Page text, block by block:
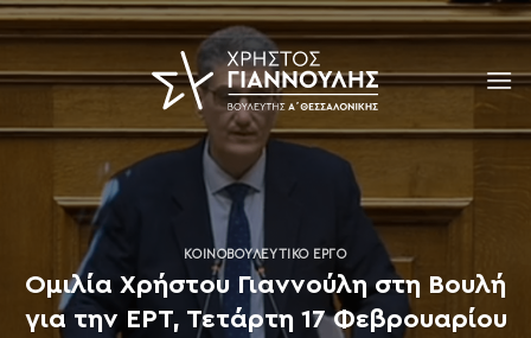
Skip
to
content
ΚΟΙΝΟΒΟΥΛΕΥΤΙΚΌ ΈΡΓΟ
Ομιλία Χρήστου Γιαννούλη στη Βουλή
για την ΕΡΤ, Τετάρτη 17 Φεβρουαρίου